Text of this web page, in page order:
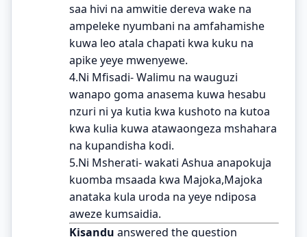
saa hivi na amwitie dereva wake na
ampeleke nyumbani na amfahamishe
kuwa leo atala chapati kwa kuku na
apike yeye mwenyewe.
4.Ni Mfisadi- Walimu na wauguzi
wanapo goma anasema kuwa hesabu
nzuri ni ya kutia kwa kushoto na kutoa
kwa kulia kuwa atawaongeza mshahara
na kupandisha kodi.
5.Ni Msherati- wakati Ashua anapokuja
kuomba msaada kwa Majoka,Majoka
anataka kula uroda na yeye ndiposa
aweze kumsaidia.
Kisandu answered the question